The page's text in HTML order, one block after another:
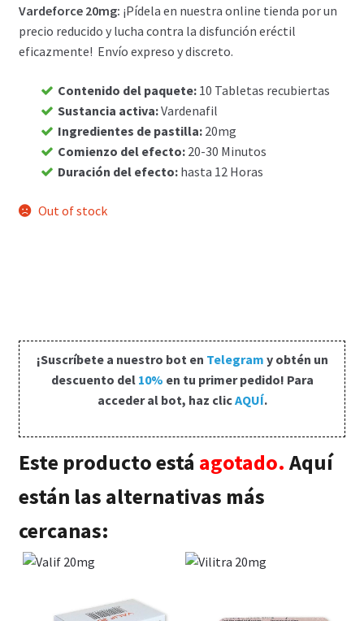
Carrito
Contactos
Formas de envío
Formas de pago
Política de privacidad
Preguntas frecuentes
Productos
Sobre nosotros
Vardeforce 20mg: ¡Pídela en nuestra online tienda por un
precio reducido y lucha contra la disfunción eréctil
eficazmente! Envío expreso y discreto.
Contenido del paquete: 10 Tabletas recubiertas
Sustancia activa:Vardenafil
Ingredientes de pastilla: 20mg
Comienzo del efecto: 20-30 Minutos
Duración del efecto: hasta 12 Horas
Out of stock
¡Suscríbete a nuestro bot en Telegram y obtén un
descuento del 10% en tu primer pedido! Para
acceder al bot, haz clicAQUÍ.
Este producto está agotado. Aquí
están las alternativas más
cercanas: